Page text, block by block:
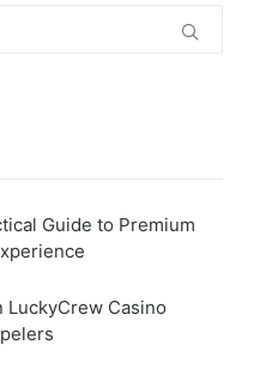
Guide to Premium
LuckyCrew Casino